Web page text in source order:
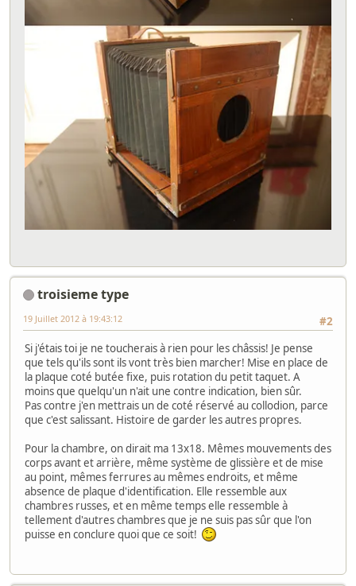
troisieme type
#2
19 Juillet 2012 à 19:43:12
Si j'étais toi je ne toucherais à rien pour les châssis! Je pense
que tels qu'ils sont ils vont très bien marcher! Mise en place de
la plaque coté butée fixe, puis rotation du petit taquet. A
moins que quelqu'un n'ait une contre indication, bien sûr.
Pas contre j'en mettrais un de coté réservé au collodion, parce
que c'est salissant. Histoire de garder les autres propres.
Pour la chambre, on dirait ma 13x18. Mêmes mouvements des
corps avant et arrière, même système de glissière et de mise
au point, mêmes ferrures au mêmes endroits, et même
absence de plaque d'identification. Elle ressemble aux
chambres russes, et en même temps elle ressemble à
tellement d'autres chambres que je ne suis pas sûr que l'on
puisse en conclure quoi que ce soit!